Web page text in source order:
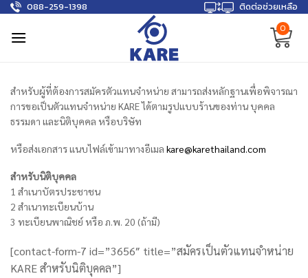
Skip
content
088-259-1398
ติดต่อช่วยเหลือ
0
สำหรับผู้ที่ต้องการสมัครตัวแทนจำหน่าย สามารถส่งหลักฐานเพื่อพิจารณา
การขอเป็นตัวแทนจำหน่าย KARE ได้ตามรูปแบบร้านของท่าน บุคคล
ธรรมดา และนิติบุคคล หรือบริษัท
หรือส่งเอกสาร แนบไฟล์เข้ามาทางอีเมล kare@karethailand.com
สำหรับนิติบุคคล
1 สำเนาบัตรประชาชน
2 สำเนาทะเบียนบ้าน
3 ทะเบียนพาณิชย์ หรือ ภ.พ. 20 (ถ้ามี)
[contact-form-7 id=”3656″ title=”สมัครเป็นตัวแทนจำหน่าย
KARE สำหรับนิติบุคคล”]